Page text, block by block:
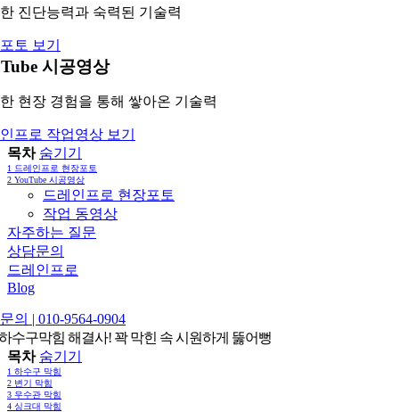
진단능력과 숙력된 기술력
토 보기
시공영상
현장 경험을 통해 쌓아온 기술력
프로 작업영상 보기
목차 숨기기
1 드레인프로 현장포토
2 YouTube 시공영상
드레인프로 현장포토
작업 동영상
자주하는 질문
상담문의
드레인프로
Blog
의 | 010-9564-0904
수구막힘 해결사! 꽉 막힌 속 시원하게 뚫어뻥
목차 숨기기
1 하수구 막힘
2 변기 막힘
3 우수관 막힘
4 싱크대 막힘